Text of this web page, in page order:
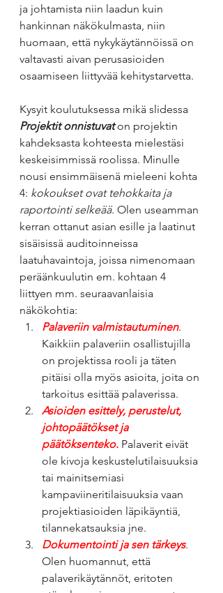
ja johtamista niin laadun kuin
hankinnan näkökulmasta, niin
huomaan, että nykykäytännöissä on
valtavasti aivan perusasioiden
osaamiseen liittyvää kehitystarvetta.
Kysyit koulutuksessa mikä slidessa
Projektit onnistuvat on projektin
kahdeksasta kohteesta mielestäsi
keskeisimmissä roolissa. Minulle
nousi ensimmäisenä mieleeni kohta
4: kokoukset ovat tehokkaita ja
raportointi selkeää. Olen useamman
kerran ottanut asian esille ja laatinut
sisäisissä auditoinneissa
laatuhavaintoja, joissa nimenomaan
peräänkuulutin em. kohtaan 4
liittyen mm. seuraavanlaisia
näkökohtia:
Palaveriin valmistautuminen.
Kaikkiin palaveriin osallistujilla
on projektissa rooli ja täten
pitäisi olla myös asioita, joita on
tarkoitus esittää palaverissa.
Asioiden esittely, perustelut,
johtopäätökset ja
päätöksenteko. Palaverit eivät
ole kivoja keskustelutilaisuuksia
tai mainitsemiasi
kampaviineritilaisuuksia vaan
projektiasioiden läpikäyntiä,
tilannekatsauksia jne.
Dokumentointi ja sen tärkeys.
Olen huomannut, että
palaverikäytännöt, eritoten